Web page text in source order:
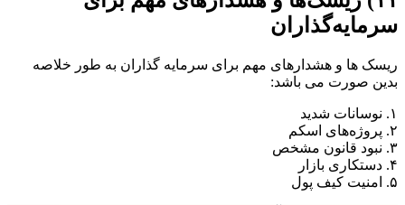
سرمایه‌گذاران
ریسک ها و هشدارهای مهم برای سرمایه گذاران به طور خلاصه
بدین صورت می باشد:
۱. نوسانات شدید
۲. پروژه‌های اسکم
۳. نبود قانون مشخص
۴. دستکاری بازار
۵. امنیت کیف پول